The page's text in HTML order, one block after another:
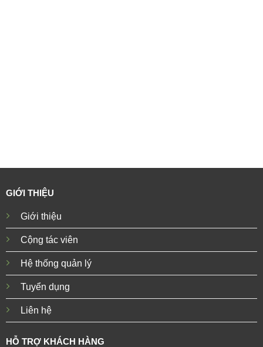
GIỚI THIỆU
Giới thiệu
Cộng tác viên
Hệ thống quản lý
Tuyển dụng
Liên hệ
HỖ TRỢ KHÁCH HÀNG